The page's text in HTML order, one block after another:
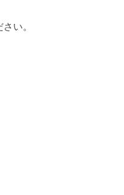
い。